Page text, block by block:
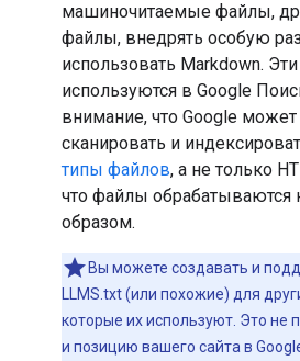
машиночитаемые файлы,
файлы, внедрять особую
использовать Markdown.
используются в Google
внимание, что Google
сканировать и
типы файлов, а не только
что файлы
образом.
Вы можете создавать и
LLMS.txt (или похожие) для
которые их используют. Это не
и позицию вашего сайта в